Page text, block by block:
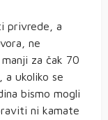
privrede, a
ne
za čak 70
a ukoliko se
bismo mogli
ni kamate